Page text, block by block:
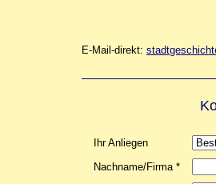
E-Mail-direkt:
Ihr Anliegen
Nachname/Firma *